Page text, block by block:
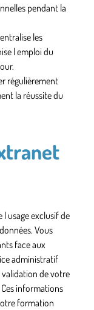
pendant la
les
l emploi du
régulièrement
la réussite du
l usage exclusif de
Vous
face aux
administratif
de votre
informations
formation